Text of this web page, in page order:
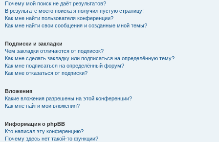
Почему мой поиск не даёт результатов?
В результате моего поиска я получил пустую страницу!
Как мне найти пользователя конференции?
Как мне найти свои сообщения и созданные мной темы?
Подписки и закладки
Чем закладки отличаются от подписок?
Как мне сделать закладку или подписаться на определённую тему?
Как мне подписаться на определённый форум?
Как мне отказаться от подписки?
Вложения
Какие вложения разрешены на этой конференции?
Как мне найти мои вложения?
Информация о phpBB
Кто написал эту конференцию?
Почему здесь нет такой-то функции?